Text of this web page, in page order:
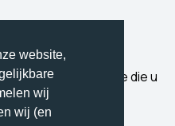
website,
wij
wij (en
Expertise die u